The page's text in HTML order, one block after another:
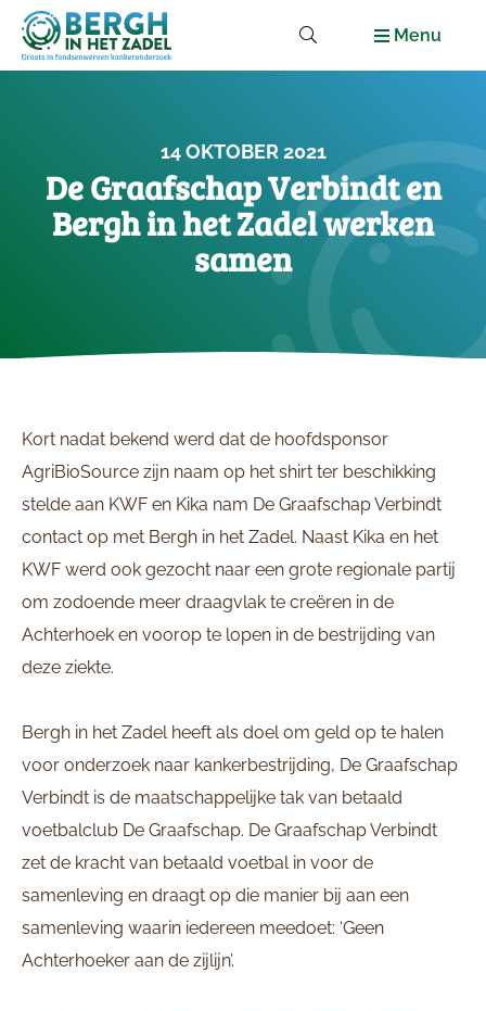
Menu
14 OKTOBER 2021
De Graafschap Verbindt en
Bergh in het Zadel werken
samen
Kort nadat bekend werd dat de hoofdsponsor
AgriBioSource zijn naam op het shirt ter beschikking
stelde aan KWF en Kika nam De Graafschap Verbindt
contact op met Bergh in het Zadel. Naast Kika en het
KWF werd ook gezocht naar een grote regionale partij
om zodoende meer draagvlak te creëren in de
Achterhoek en voorop te lopen in de bestrijding van
deze ziekte.
Bergh in het Zadel heeft als doel om geld op te halen
voor onderzoek naar kankerbestrijding, De Graafschap
Verbindt is de maatschappelijke tak van betaald
voetbalclub De Graafschap. De Graafschap Verbindt
zet de kracht van betaald voetbal in voor de
samenleving en draagt op die manier bij aan een
samenleving waarin iedereen meedoet: ‘Geen
Achterhoeker aan de zijlijn’.